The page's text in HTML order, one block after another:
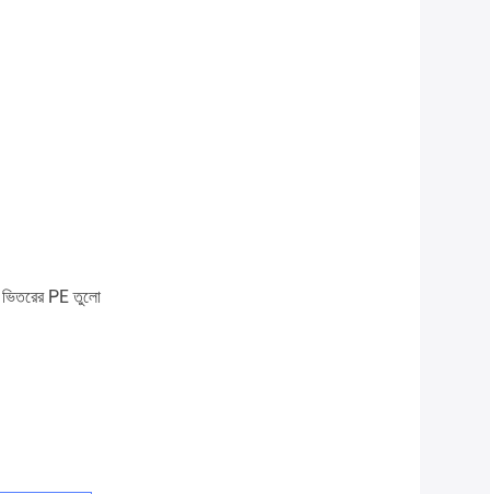
ভিতরের PE তুলো